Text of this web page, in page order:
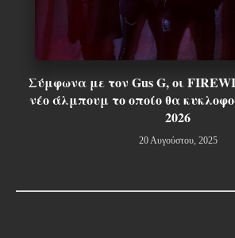
Σύμφωνα με τον Gus G, οι
νέο άλμπουμ το οποίο θα
2026
20 Αυγούστου, 2025